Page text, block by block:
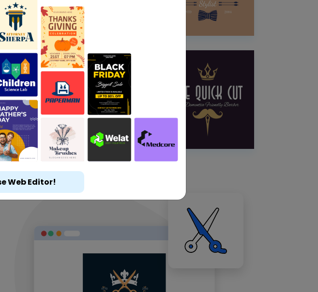
Web Editor!